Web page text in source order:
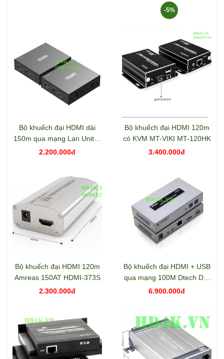
-5%
Bộ khuếch đại HDMI dài
150m qua mạng Lan Unitek
V101A
2.200.000đ
Bộ khuếch đại HDMI 120m
có KVM MT-VIKI MT-120HK
3.400.000đ
Bộ khuếch đại HDMI 120m
Amreas 150AT HDMI-373S
2.300.000đ
Bộ khuếch đại HDMI + USB
qua mạng 100M Dtech DT-
7051
6.900.000đ